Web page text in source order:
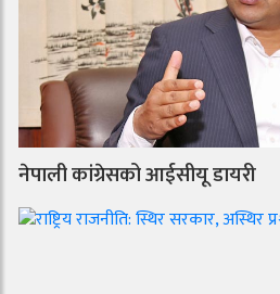
नेपाली कांग्रेसको आईसीयू डायरी